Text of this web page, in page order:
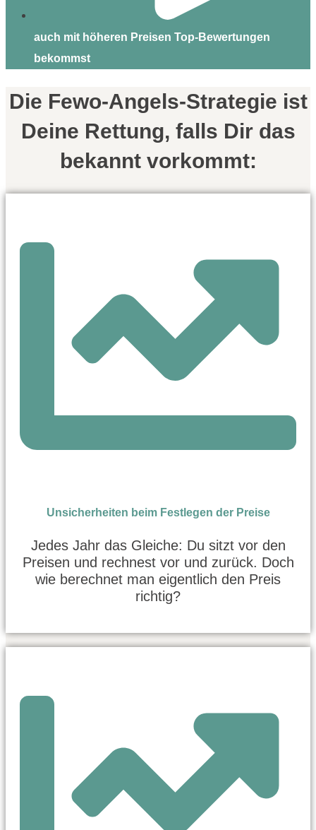
auch mit höheren Preisen Top-Bewertungen
bekommst
Die Fewo-Angels-Strategie ist
Deine Rettung, falls Dir das
bekannt vorkommt:
Unsicherheiten beim Festlegen der Preise
Jedes Jahr das Gleiche: Du sitzt vor den
Preisen und rechnest vor und zurück. Doch
wie berechnet man eigentlich den Preis
richtig?